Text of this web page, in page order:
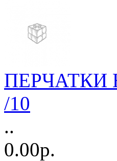
ПЕРЧАТКИ
/10
..
0.00р.